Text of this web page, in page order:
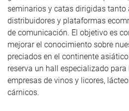
seminarios y catas dirigidas tanto
distribuidores y plataformas
de comunicación. El objetivo es
mejorar el conocimiento sobre
preciados en el continente
reserva un hall especializado
empresas de vinos y licores,
cárnicos.